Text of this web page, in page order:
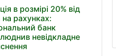
в розмірі 20% від
рахунках:
банк
невідкладне